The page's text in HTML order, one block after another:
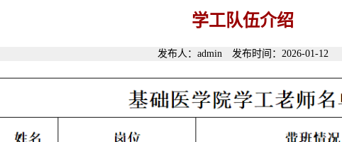
学工队伍介绍
发布人：admin 发布时间：2026-01-12